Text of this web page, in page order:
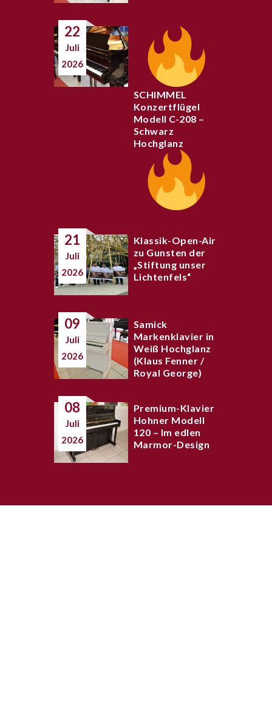
22
Juli
2026
SCHIMMEL
Konzertflügel
Modell C-208 –
Schwarz
Hochglanz
21
Juli
2026
Klassik-Open-Air
zu Gunsten der
„Stiftung unser
Lichtenfels“
09
Juli
2026
Samick
Markenklavier in
Weiß Hochglanz
(Klaus Fenner /
Royal George)
08
Juli
2026
Premium-Klavier
Hohner Modell
120 – Im edlen
Marmor-Design